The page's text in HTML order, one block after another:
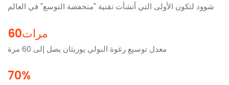
شوود لتكون الأولى التي أنشأت تقنية "منخفضة التوسع" في العالم
مرات60
معدل توسيع رغوة البولي يوريثان يصل إلى 60 مرة
70%